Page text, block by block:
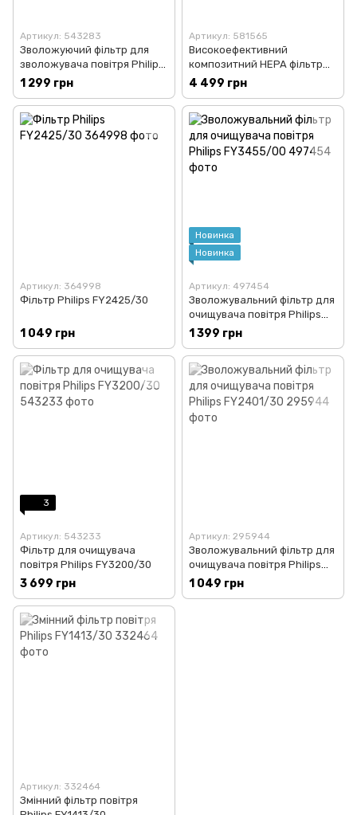
Артикул: 543283
Зволожуючий фільтр для
зволожувача повітря Philips
FY3446/30
1 299 грн
Артикул: 581565
Високоефективний
композитний HEPA фільтр
для очищувач повітря
Dreame PM20 (DVK2)
4 499 грн
Артикул: 364998
Фільтр Philips FY2425/30
1 049 грн
Новинка
Новинка
Артикул: 497454
Зволожувальний фільтр для
очищувача повітря Philips
FY3455/00
1 399 грн
3
Артикул: 543233
Фільтр для очищувача
повітря Philips FY3200/30
3 699 грн
Артикул: 295944
Зволожувальний фільтр для
очищувача повітря Philips
FY2401/30
1 049 грн
Артикул: 332464
Змінний фільтр повітря